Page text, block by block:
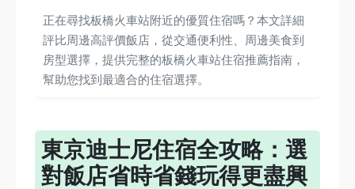
正在尋找板橋火車站附近的優質住宿嗎？本文詳細
評比周邊高評價飯店，從交通便利性、周邊美食到
房型選擇，提供完整的板橋火車站住宿推薦指南，
幫助您找到最適合的住宿選擇。
東京迪士尼住宿全攻略：選
對飯店省時省錢玩得更盡興